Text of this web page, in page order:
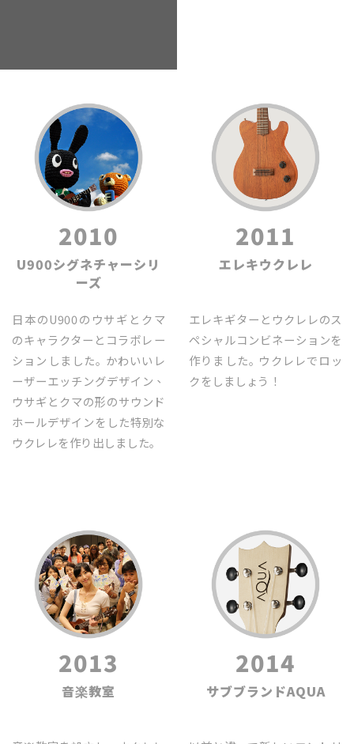
2010
U900シグネチャーシリ
ーズ
日本のU900のウサギとクマ
のキャラクターとコラボレー
ションしました｡ かわいいレ
ーザーエッチングデザイン、
ウサギとクマの形のサウンド
ホールデザインをした特別な
ウクレレを作り出しました｡
2011
エレキウクレレ
エレキギターとウクレレのス
ペシャルコンビネーションを
作りました｡ ウクレレでロッ
クをしましょう！
2013
音楽教室
2014
サブブランドAQUA